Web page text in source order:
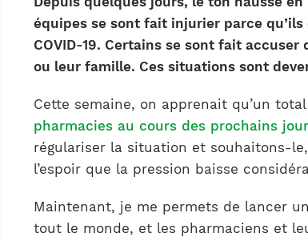
France)
Notre équipe
équipes se sont fait injurier parce
COVID-19. Certains se sont fait
ou leur famille. Ces situations sont
Cette semaine, on apprenait qu’un
pharmacies au cours des prochains
régulariser la situation et souhaitons-
l’espoir que la pression baisse
Maintenant, je me permets de lancer
tout le monde, et les pharmaciens et